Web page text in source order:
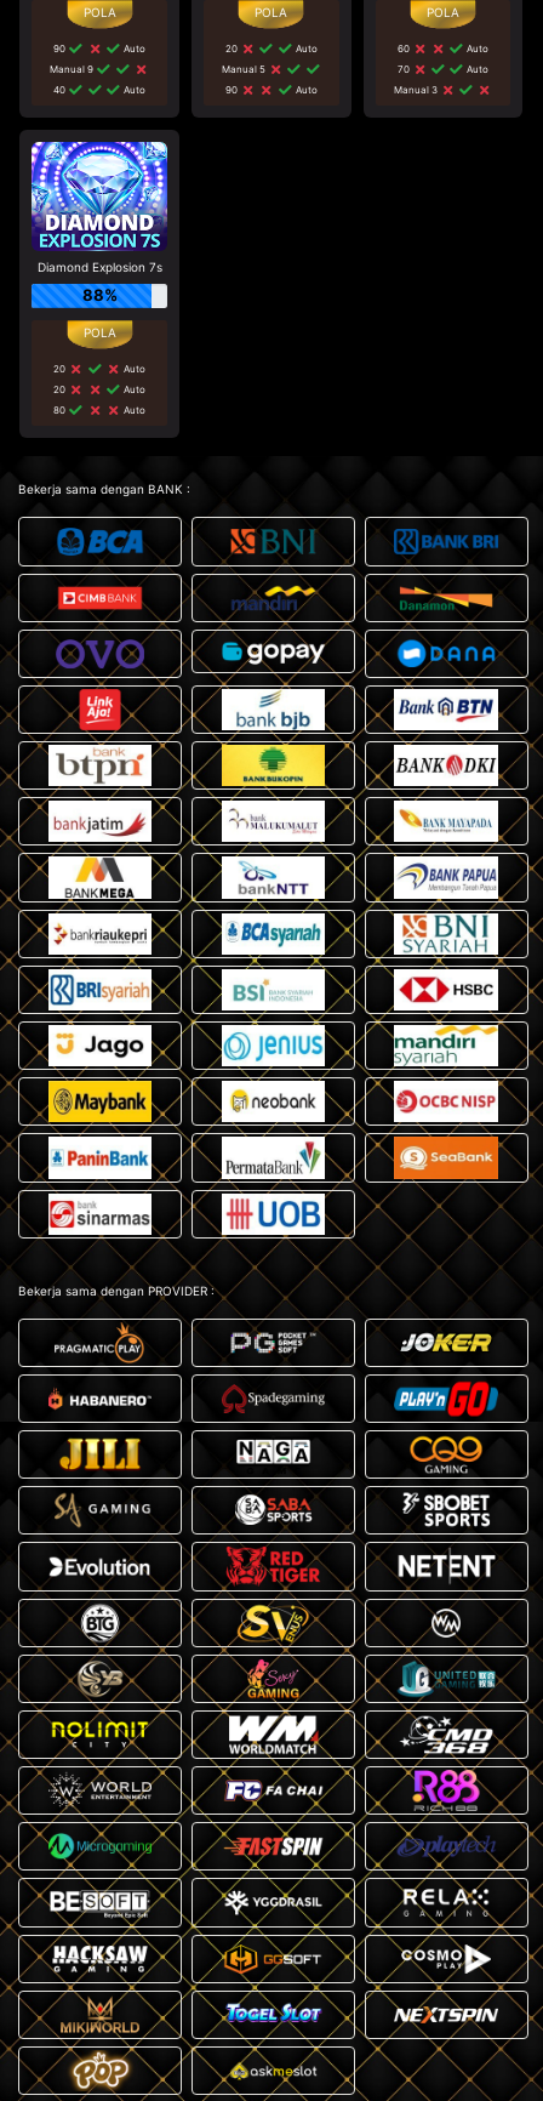
90
Auto
Manual 9
40
Auto
20
Auto
Manual 5
90
Auto
60
Auto
70
Auto
Manual 3
Diamond Explosion 7s
88%
20
Auto
20
Auto
80
Auto
Bekerja sama dengan BANK :
Bekerja sama dengan PROVIDER :